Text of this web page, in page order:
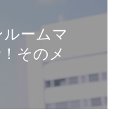
ームマ
そのメ